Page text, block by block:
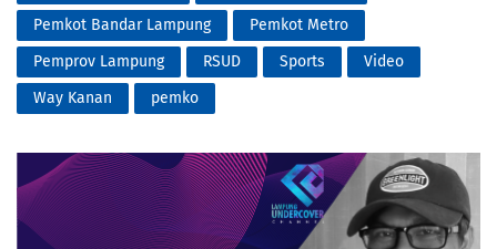
Pemkot Bandar Lampung
Pemkot Metro
Pemprov Lampung
RSUD Sports
Video
Way Kanan
pemko